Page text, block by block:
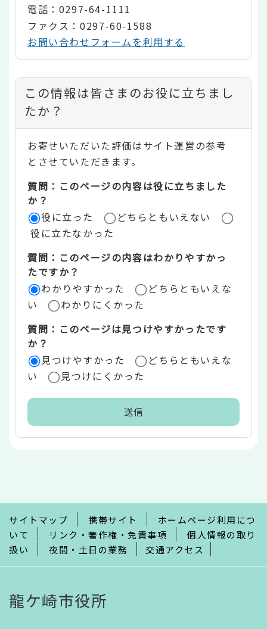
電話：0297-64-1111
ファクス：0297-60-1588
お問い合わせフォームを利用する
コ
ン
テ
ン
ツ
評
価
リ
ア
この情報は皆さまのお役に立ちまし
たか？
お寄せいただいた評価はサイト運営の参考
とさせていただきます。
質問：このページの内容は役に立ちました
か？
役に立った
どちらともいえない
役に立たなかった
質問：このページの内容はわかりやすかっ
たですか？
わかりやすかった
どちらともいえな
い
わかりにくかった
質問：このページは見つけやすかったです
か？
見つけやすかった
どちらともいえな
い
見つけにくかった
で
サイトマップ 携帯サイト
ホームページ利用につ
いて
リンク・著作権・免責事項
個人情報の取り
扱い
夜間・土日の業務 交通アクセス
龍ケ崎市役所